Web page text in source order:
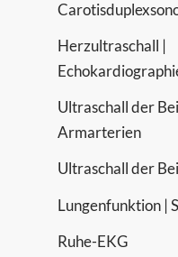
Herzultraschall |
Ultraschall der
Armarterien
Ultraschall der
Lungenfunktion |
Ruhe-EKG